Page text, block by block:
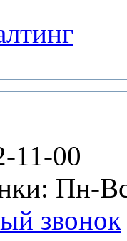
11-00
Пн-
звонок